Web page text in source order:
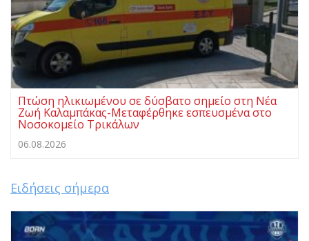
Πτώση ηλικιωμένου σε δύσβατο σημείο στη Νέα
Ζωή Καλαμπάκας-Μεταφέρθηκε εσπευσμένα στο
Νοσοκομείο Τρικάλων
06.08.2026
Ειδήσεις σήμερα